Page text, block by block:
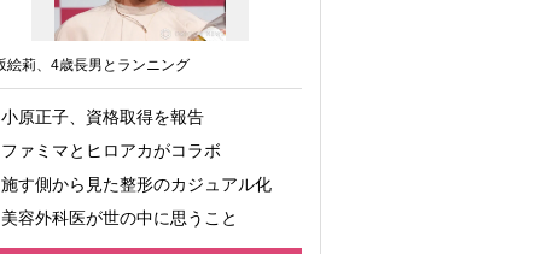
絵莉、4歳長男とランニング
小原正子、資格取得を報告
ファミマとヒロアカがコラボ
施す側から見た整形のカジュアル化
美容外科医が世の中に思うこと